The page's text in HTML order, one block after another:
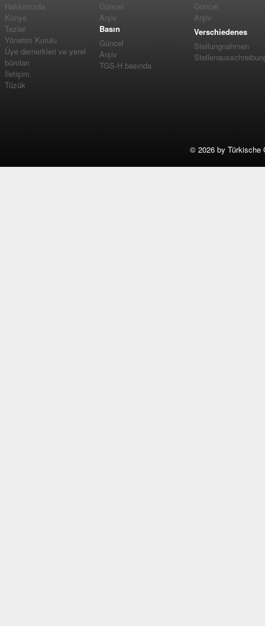
Hakkımızda
Künye
Tezler
Yönetim Kurulu
Üye dernerkleri ve yerel
büroları
İletişim
Tüzük
Güncel
Arşiv
Basın
Güncel
Arşiv
TGS-H basında
Güncel
Arşiv
Verschiedenes
Stellungnahmen
© 2026 by Türkische